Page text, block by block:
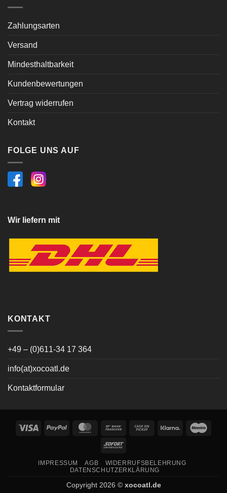
Zahlungsarten
Versand
Mindesthaltbarkeit
Kundenbewertungen
Vertrag widerrufen
Kontakt
FOLGE UNS AUF
Wir liefern mit
KONTAKT
+49 – (0)611-34 17 364
info(at)xocoatl.de
Kontaktformular
Visa PayPal MasterCardBank
Cash
Klarna
Sofort
IMPRESSUM AGB
WIDERRUFSBELEHRUNG
DATENSCHUTZERKLÄRUNG
Copyright 2026 © xocoatl.de